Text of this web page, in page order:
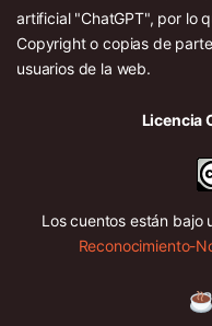
artificial "ChatGPT", por lo
Copyright o copias de
usuarios de la web.
Licencia
Los cuentos están bajo
Reconocimiento-